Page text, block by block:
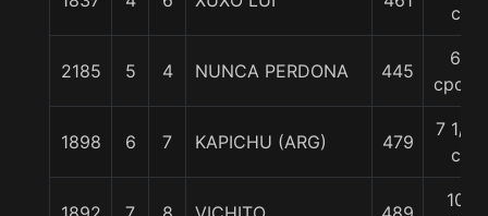
c
2185 5 4 NUNCA PERDONA 445
6
cpos.
1898 6 7 KAPICHU (ARG) 479
7 1/2
c
10